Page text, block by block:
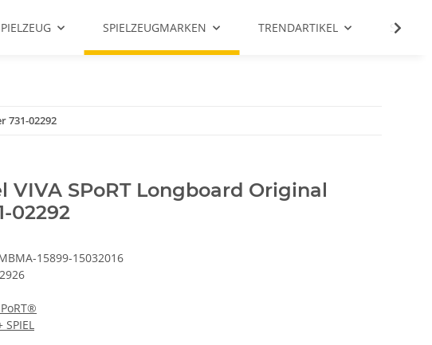
SPIELZEUGMARKEN TRENDARTIKEL SALE %
731-02292
VIVA SPoRT Longboard Original
02292
15899-15032016
SPIEL